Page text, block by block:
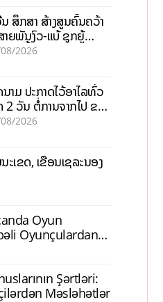
ສຶກສາ ສ້າງສູນຄົ້ນຄວ້າ
າຍພັນງົວ-ແບ້ ຊຸກຍູ້
ະກຳຊີ້ນ
2026
າມ ປະກາດໄວ້ອາໄລທົ່ວ
2 ວັນ ຕໍ່ການຈາກໄປ ຂອງ
ສົມພອນ ພົມວິຫານ
2026
ເຂດ, ເຂື່ອນເຊລະນອງ
Oyun
Oyunçulardan
Şərtləri:
Məsləhətlər